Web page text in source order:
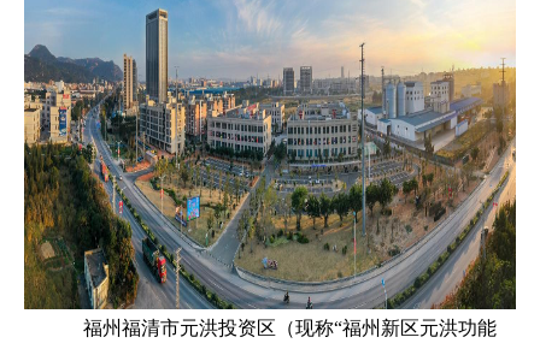
福州福清市元洪投资区（现称“福州新区元洪功能